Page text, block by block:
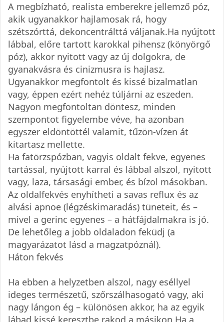
A megbízható, realista emberekre jellemző póz,
akik ugyanakkor hajlamosak rá, hogy
szétszórttá, dekoncentrálttá váljanak.Ha nyújtott
lábbal, előre tartott karokkal pihensz (könyörgő
póz), akkor nyitott vagy az új dolgokra, de
gyanakvásra és cinizmusra is hajlasz.
Ugyanakkor megfontolt és kissé bizalmatlan
vagy, éppen ezért nehéz túljárni az eszeden.
Nagyon megfontoltan döntesz, minden
szempontot figyelembe véve, ha azonban
egyszer eldöntöttél valamit, tűzön-vízen át
kitartasz mellette.
Ha fatörzspózban, vagyis oldalt fekve, egyenes
tartással, nyújtott karral és lábbal alszol, nyitott
vagy, laza, társasági ember, és bízol másokban.
Az oldalfekvés enyhítheti a savas reflux és az
alvási apnoe (légzéskimaradás) tüneteit, és –
mivel a gerinc egyenes – a hátfájdalmakra is jó.
De lehetőleg a jobb oldaladon feküdj (a
magyarázatot lásd a magzatpóznál).
Háton fekvés
Ha ebben a helyzetben alszol, nagy eséllyel
ideges természetű, szőrszálhasogató vagy, aki
nagy lángon ég – különösen akkor, ha az egyik
lábad kissé keresztbe rakod a másikon.Ha a